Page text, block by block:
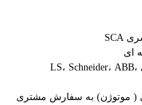
لوازم تابلو برق کمپرسور از کمپانی های LS، Schneider، ABB،
( موتوژن) به سفارش مشتری